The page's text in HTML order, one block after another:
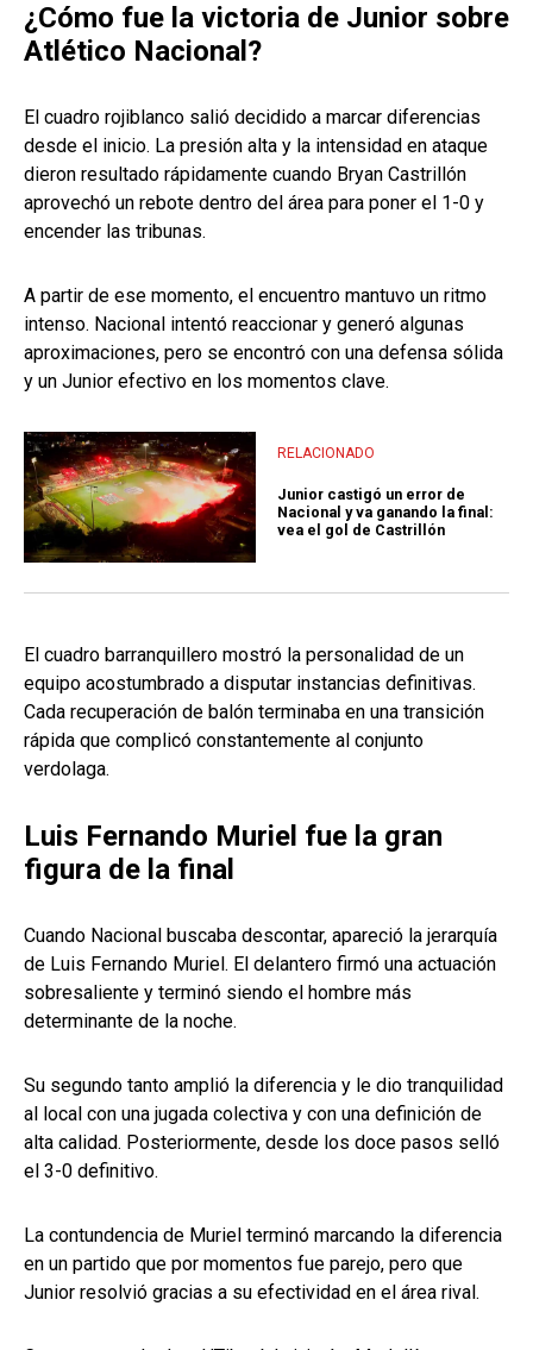
¿Cómo fue la victoria de Junior sobre
Atlético Nacional?
El cuadro rojiblanco salió decidido a marcar diferencias
desde el inicio. La presión alta y la intensidad en ataque
dieron resultado rápidamente cuando Bryan Castrillón
aprovechó un rebote dentro del área para poner el 1-0 y
encender las tribunas.
A partir de ese momento, el encuentro mantuvo un ritmo
intenso. Nacional intentó reaccionar y generó algunas
aproximaciones, pero se encontró con una defensa sólida
y un Junior efectivo en los momentos clave.
RELACIONADO
Junior castigó un error de
Nacional y va ganando la final:
vea el gol de Castrillón
El cuadro barranquillero mostró la personalidad de un
equipo acostumbrado a disputar instancias definitivas.
Cada recuperación de balón terminaba en una transición
rápida que complicó constantemente al conjunto
verdolaga.
Luis Fernando Muriel fue la gran
figura de la final
Cuando Nacional buscaba descontar, apareció la jerarquía
de Luis Fernando Muriel. El delantero firmó una actuación
sobresaliente y terminó siendo el hombre más
determinante de la noche.
Su segundo tanto amplió la diferencia y le dio tranquilidad
al local con una jugada colectiva y con una definición de
alta calidad. Posteriormente, desde los doce pasos selló
el 3-0 definitivo.
La contundencia de Muriel terminó marcando la diferencia
en un partido que por momentos fue parejo, pero que
Junior resolvió gracias a su efectividad en el área rival.